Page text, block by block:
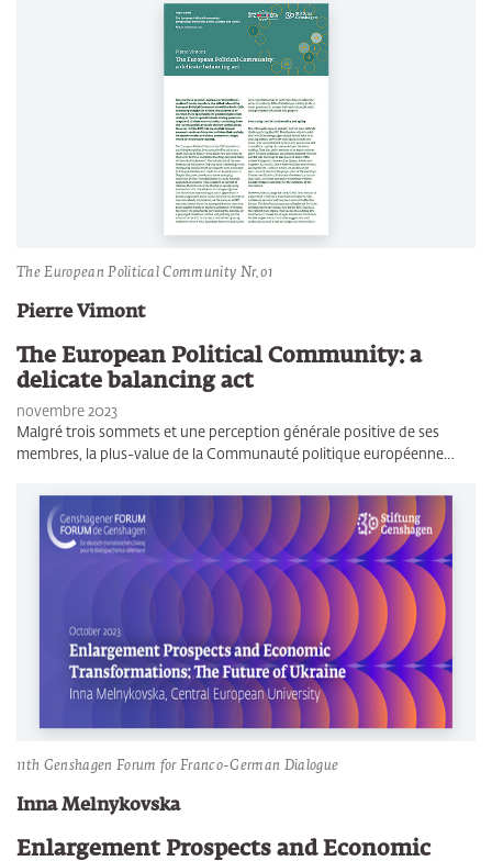
The European Political Community Nr.01
Pierre Vimont
The European Political Community: a
delicate balancing act
novembre 2023
Malgré trois sommets et une perception générale positive de ses
membres, la plus-value de la Communauté politique européenne…
11th Genshagen Forum for Franco-German Dialogue
Inna Melnykovska
Enlargement Prospects and Economic